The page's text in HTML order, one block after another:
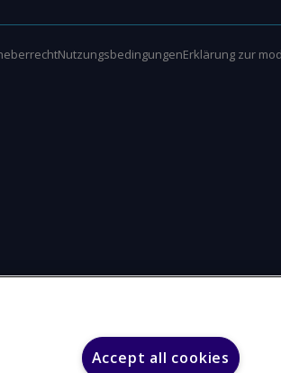
NutzungsbedingungenErklärung zur
Accept all cookies